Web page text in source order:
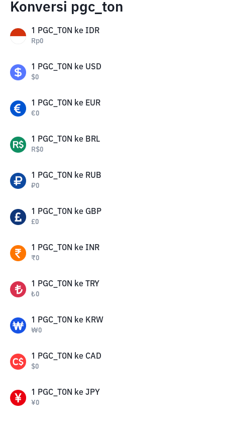
Konversi pgc_ton
1 PGC_TON ke IDR
Rp0
1 PGC_TON ke USD
$0
1 PGC_TON ke EUR
€0
1 PGC_TON ke BRL
R$0
1 PGC_TON ke RUB
₽0
1 PGC_TON ke GBP
£0
1 PGC_TON ke INR
₹0
1 PGC_TON ke TRY
₺0
1 PGC_TON ke KRW
₩0
1 PGC_TON ke CAD
$0
1 PGC_TON ke JPY
¥0